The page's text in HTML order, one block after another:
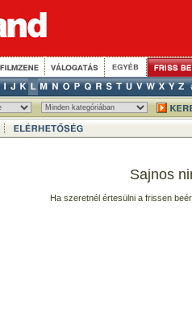
Sajnos
Ha szeretnél értesülni a frissen